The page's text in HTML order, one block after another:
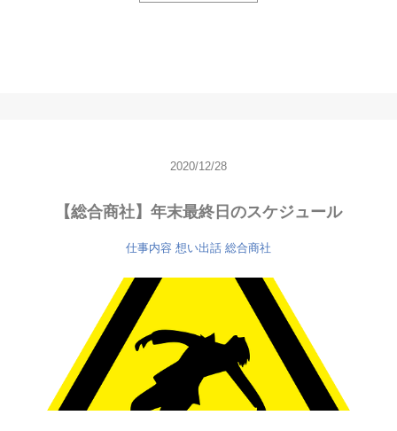
2020/12/28
【総合商社】年末最終日のスケジュール
仕事内容 想い出話 総合商社